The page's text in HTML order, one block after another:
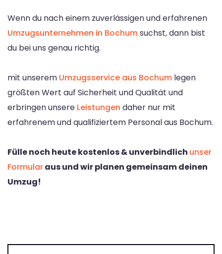
Wenn du nach einem zuverlässigen und erfahrenen
Umzugsunternehmen in Bochumsuchst, dann bist
du bei uns genau richtig.
mit unserem Umzugsservice aus Bochum legen
größten Wert auf Sicherheit und Qualität und
erbringen unsere Leistungen daher nur mit
erfahrenem und qualifiziertem Personal aus Bochum.
Fülle noch heute kostenlos & unverbindlich unser
Formularaus und wir planen gemeinsam deinen
Umzug!